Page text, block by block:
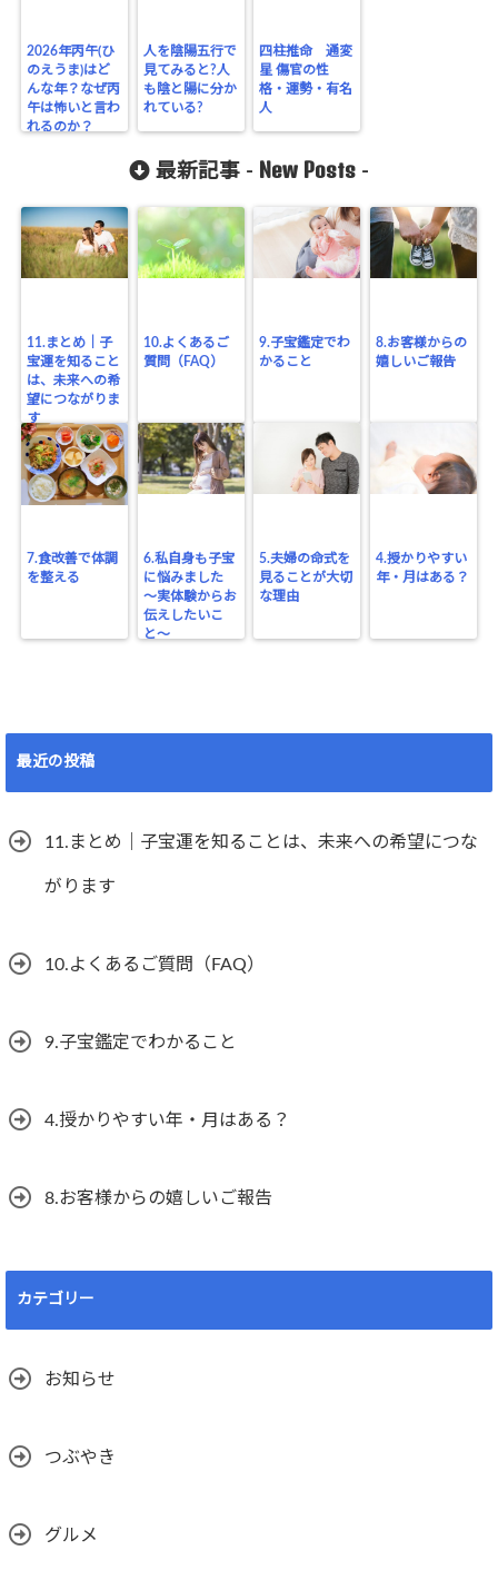
2026年丙午(ひ
のえうま)はど
んな年？なぜ丙
午は怖いと言わ
れるのか？
人を陰陽五行で
見てみると?人
も陰と陽に分か
れている?
四柱推命 通変
星 傷官の性
格・運勢・有名
人
最新記事 - New Posts -
11.まとめ｜子
宝運を知ること
は、未来への希
望につながりま
す
10.よくあるご
質問（FAQ）
9.子宝鑑定でわ
かること
8.お客様からの
嬉しいご報告
7.食改善で体調
を整える
6.私自身も子宝
に悩みました
〜実体験からお
伝えしたいこ
と〜
5.夫婦の命式を
見ることが大切
な理由
4.授かりやすい
年・月はある？
最近の投稿
11.まとめ｜子宝運を知ることは、未来への希望につな
がります
10.よくあるご質問（FAQ）
9.子宝鑑定でわかること
4.授かりやすい年・月はある？
8.お客様からの嬉しいご報告
カテゴリー
お知らせ
つぶやき
グルメ